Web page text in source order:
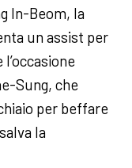
In-Beom, la
un assist per
Sung, che
per beffare
la